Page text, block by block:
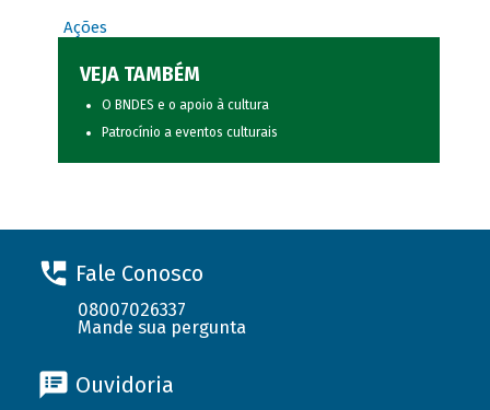
Ações
VEJA TAMBÉM
O BNDES e o apoio à cultura
Patrocínio a eventos culturais
Fale Conosco
08007026337
Mande sua pergunta
Ouvidoria